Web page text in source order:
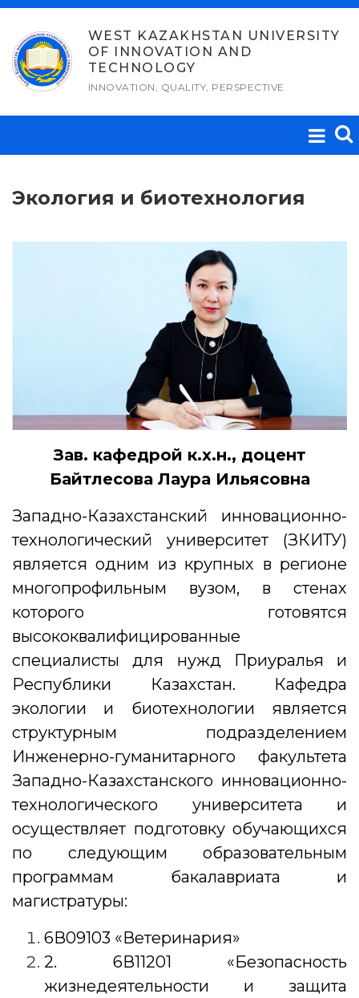
Skip
content
WEST KAZAKHSTAN UNIVERSITY
OF INNOVATION AND
TECHNOLOGY
INNOVATION, QUALITY, PERSPECTIVE
Экология и биотехнология
Зав. кафедрой к.х.н., доцент
Байтлесова Лаура Ильясовна
Западно-Казахстанский инновационно-
технологический университет (ЗКИТУ)
является одним из крупных в регионе
многопрофильным вузом, в стенах
которого готовятся
высококвалифицированные
специалисты для нужд Приуралья и
Республики Казахстан. Кафедра
экологии и биотехнологии является
структурным подразделением
Инженерно-гуманитарного факультета
Западно-Казахстанского инновационно-
технологического университета и
осуществляет подготовку обучающихся
по следующим образовательным
программам бакалавриата и
магистратуры:
6В09103 «Ветеринария»
2. 6В11201 «Безопасность
жизнедеятельности и защита